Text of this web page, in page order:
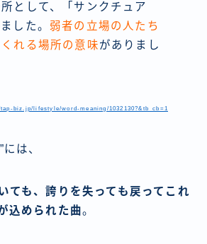
として、「サンクチュア
した。 弱者の立場の人たち
れる場所の意味がありまし
biz.jp/lifestyle/word-meaning/1032130?&tb_cb=1
は、
ても、誇りを失っても戻ってこれ
込められた曲。